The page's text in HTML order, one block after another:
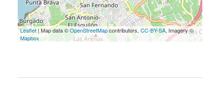
Leaflet| Map data ©OpenStreetMapcontributors, CC-BY-SA, Imagery ©
Mapbox